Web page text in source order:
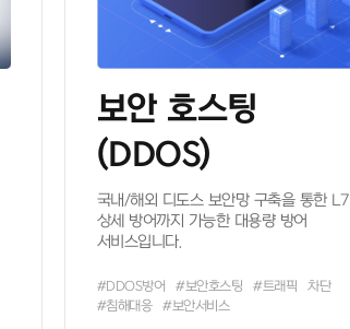
보안 호스팅
(DDOS)
국내/해외 디도스 보안망 구축을 통한 L7
상세 방어까지 가능한 대용량 방어
서비스입니다.
#DDOS방어 #보안호스팅 #트래픽
차단
#침해대응
#보안서비스